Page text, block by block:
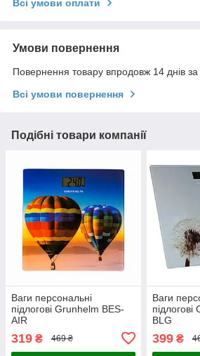
Всі умови оплати
Умови повернення
Повернення товару впродовж 14 днів
Всі умови повернення
Подібні товари компанії
Ваги персональні
підлогові Grunhelm BES-
AIR
319 ₴ 469 ₴
Ваги
BLG
399₴